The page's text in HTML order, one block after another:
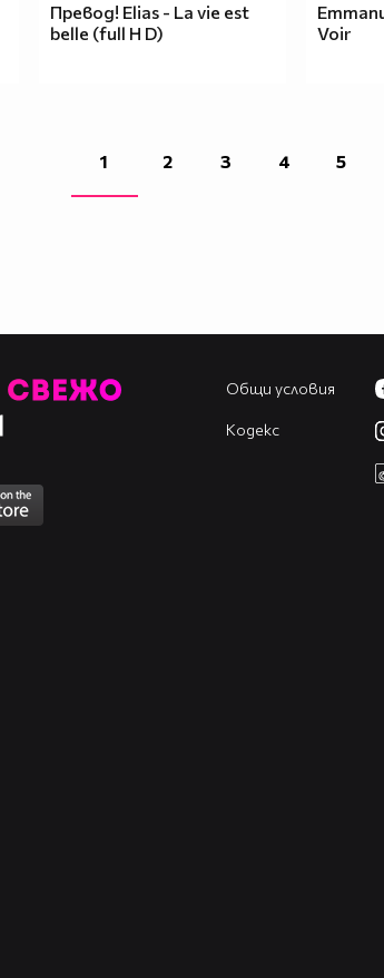
Превод! Elias - La vie est
belle (full H D)
Voir
1 2 3 4 5
Общи условия
Кодекс